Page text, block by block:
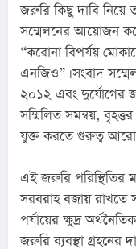
জরুরি কিছু দাবি
সম্মেলনের আয়োজন
“করোনা বিপর্যয়
এনজিও”। সংবাদ
২০১২ এবং দুর্যোগের
সম্মিলিত সমন্বয়,
যুক্ত করতে গুরুত্ব
এই জরুরি পরিস্থিতির
সরবরাহ বজায় রাখতে
পর্যায়ের ক্ষুদ্র
জরুরি ব্যবস্থা গ্রহনের